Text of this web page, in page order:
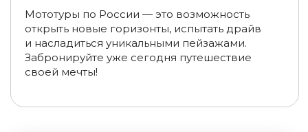
Эндуро-туры в Чечне Туры в Чечню в марте
Туры в Чечню из Москвы
Туры на мотоциклах в Адыгее
Мототуры по России — это возможность
открыть новые горизонты, испытать драйв
и насладиться уникальными пейзажами.
Забронируйте уже сегодня путешествие
своей мечты!